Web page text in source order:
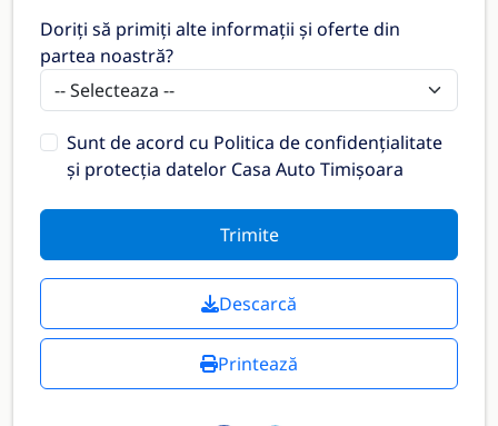
Doriți să primiți alte informații și oferte din
partea noastră?
Sunt de acord cu Politica de confidențialitate
și protecția datelor Casa Auto Timișoara
Trimite
Descarcă
Printează